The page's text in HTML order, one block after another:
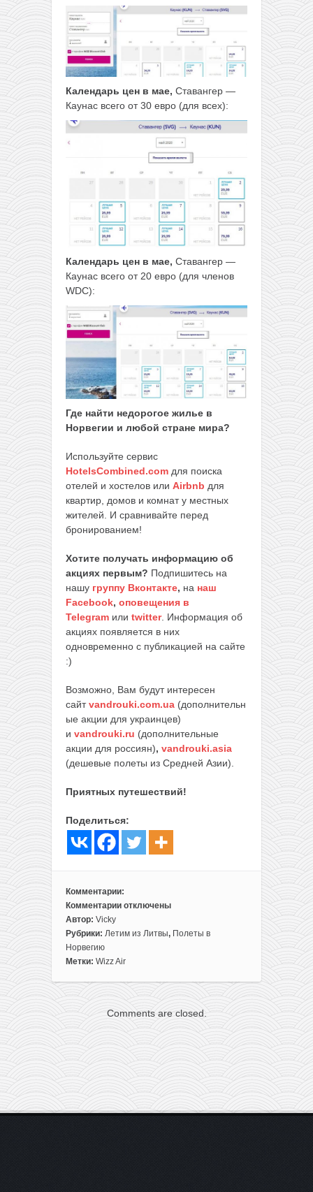
Календарь цен в мае, Ставангер —
Каунас всего от 30 евро (для всех):
Календарь цен в мае, Ставангер —
Каунас всего от 20 евро (для членов
WDC):
Где найти недорогое жилье в
Норвегии и любой стране мира?
Используйте сервис
HotelsCombined.com для поиска
отелей и хостелов или Airbnb для
квартир, домов и комнат у местных
жителей. И сравнивайте перед
бронированием!
Хотите получать информацию об
акциях первым? Подпишитесь на
нашу группу Вконтакте, на наш
Facebook, оповещения в
Telegram или twitter. Информация об
акциях появляется в них
одновременно с публикацией на сайте
:)
Возможно, Вам будут интересен
сайтvandrouki.com.ua (дополнительн
ые акции для украинцев)
и vandrouki.ru (дополнительные
акции для россиян), vandrouki.asia
(дешевые полеты из Средней Азии).
Приятных путешествий!
Поделиться:
Комментарии:
Комментарии
к
записи
Май!
Полеты
Литвы
фьорды
всего
за
35€
туда-
обратно
(членам
WDC)
отключены
Автор: Vicky
Рубрики: Летим из Литвы, Полеты в
Норвегию
Метки: Wizz Air
Comments are closed.